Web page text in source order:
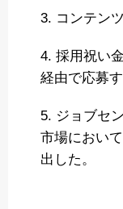
3. コンテン
4. 採用祝い
経由で応募
5. ジョブセ
市場におい
出した。